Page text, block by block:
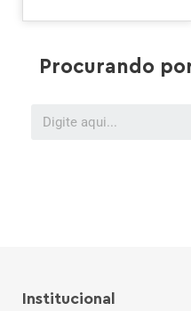
Procurando
Institucional